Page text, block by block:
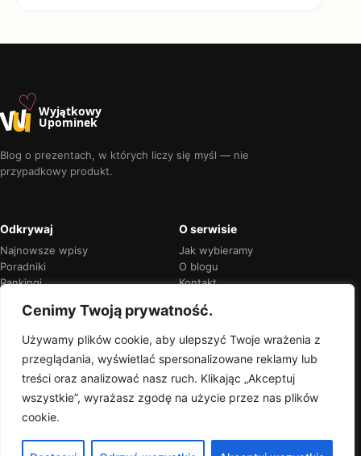
Cenimy Twoją prywatność.
Używamy plików cookie, aby ulepszyć Twoje wrażenia z
przeglądania, wyświetlać spersonalizowane reklamy lub
treści oraz analizować nasz ruch. Klikając „Akceptuj
wszystkie”, wyrażasz zgodę na użycie przez nas plików
cookie.
u♡Wyjątkowy
Upominek
Blog o prezentach, w których liczy się myśl — nie
przypadkowy produkt.
Odkrywaj
Najnowsze wpisy
Poradniki
Rankingi
O serwisie
Jak wybieramy
O blogu
Kontakt
Przejrzyste rekomendacje
zawsze oznaczymy je wprost.